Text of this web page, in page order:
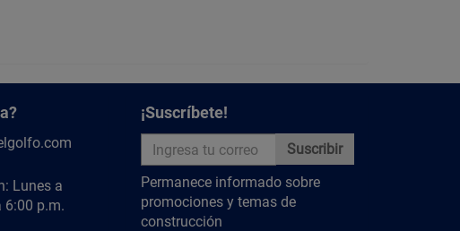
Lunes a
6:00 p.m.
¡Suscríbete!
Suscribir
Permanece informado sobre
promociones y temas de
construcción